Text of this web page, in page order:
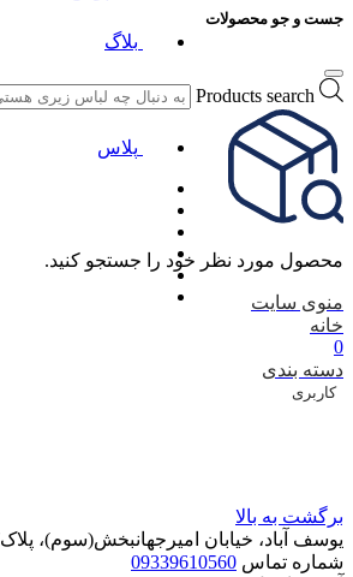
بلاگ
کلاب
پلاس
جست و جو محصولات
Products search
محصول مورد نظر خود را جستجو کنید.
منوی سایت
خانه
0
دسته بندی
کاربری
برگشت به بالا
یوسف آباد، خیابان امیرجهانبخش(سوم)، پلاک17، طبقه3، واحد6
شماره تماس 09339610560